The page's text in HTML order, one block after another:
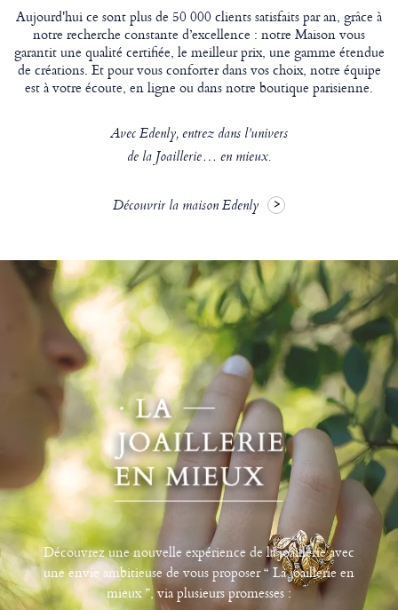
Aujourd'hui ce sont plus de 50 000 clients satisfaits par an, grâce à
notre recherche constante d’excellence : notre Maison vous
garantit une qualité certifiée, le meilleur prix, une gamme étendue
de créations. Et pour vous conforter dans vos choix, notre équipe
est à votre écoute, en ligne ou dans notre boutique parisienne.
Avec Edenly, entrez dans l’univers
de la Joaillerie… en mieux.
Découvrir la maison Edenly
Découvrez une nouvelle expérience de la joaillerie avec
une envie ambitieuse de vous proposer “ La joaillerie en
mieux ”, via plusieurs promesses :